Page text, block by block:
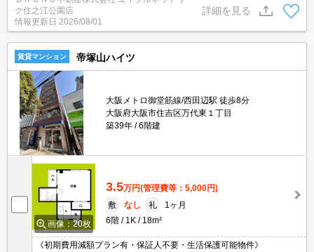
ク住之江公園店
情報更新日 2026/08/01
詳細を見る
賃貸マンション 帝塚山ハイツ
大阪メトロ御堂筋線/西田辺駅 徒歩8分
大阪府大阪市住吉区万代東１丁目
築39年
6階建
画像：20枚
3.5万円(管理費等：5,000円)
敷
なし 礼
1ヶ月
6階
1K 18m²
《初期費用減額プラン有・保証人不要・生活保護可能物件》